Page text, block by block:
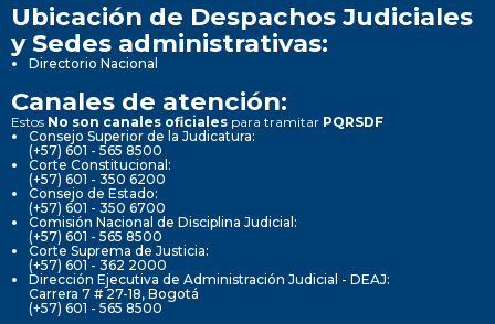
Ubicación de Despachos Judiciales
y Sedes administrativas:
Directorio Nacional
Canales de atención:
Estos No son canales oficiales para tramitar PQRSDF
Consejo Superior de la Judicatura:
(+57) 601 - 565 8500
Corte Constitucional:
(+57) 601 - 350 6200
Consejo de Estado:
(+57) 601 - 350 6700
Comisión Nacional de Disciplina Judicial:
(+57) 601 - 565 8500
Corte Suprema de Justicia:
(+57) 601 - 362 2000
Dirección Ejecutiva de Administración Judicial - DEAJ:
Carrera 7 # 27-18, Bogotá
(+57) 601 - 565 8500